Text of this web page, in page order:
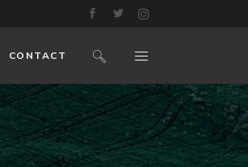
CONTACT